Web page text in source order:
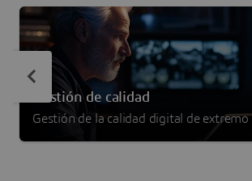
Gestión de calidad
Gestión de la calidad digital de extremo